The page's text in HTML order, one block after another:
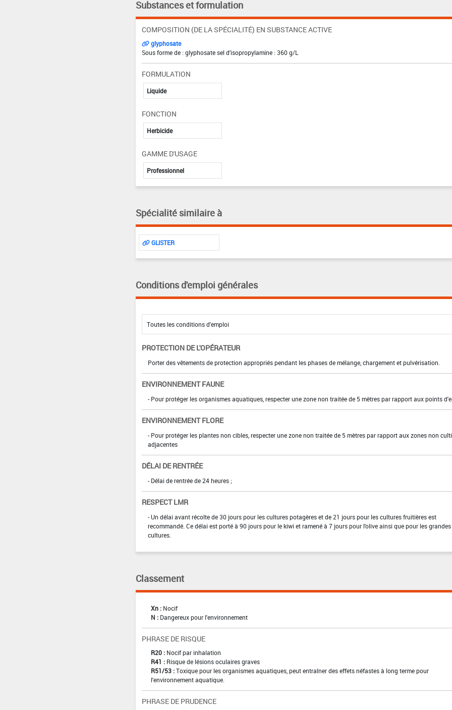
Substances et formulation
COMPOSITION (DE LA SPÉCIALITÉ) EN SUBSTANCE ACTIVE
glyphosate
Sous forme de : glyphosate sel d'isopropylamine : 360 g/L
FORMULATION
Liquide
FONCTION
Herbicide
GAMME D'USAGE
Professionnel
Spécialité similaire à
GLISTER
Conditions d'emploi générales
PROTECTION DE L'OPÉRATEUR
Porter des vêtements de protection appropriés pendant les phases de mélange, chargement et pulvérisation.
ENVIRONNEMENT FAUNE
- Pour protéger les organismes aquatiques, respecter une zone non traitée de 5 mètres par rapport aux points
ENVIRONNEMENT FLORE
- Pour protéger les plantes non cibles, respecter une zone non traitée de 5 mètres par rapport aux zones non
adjacentes
DÉLAI DE RENTRÉE
- Délai de rentrée de 24 heures ;
RESPECT LMR
- Un délai avant récolte de 30 jours pour les cultures potagères et de 21 jours pour les cultures fruitières est
recommandé. Ce délai est porté à 90 jours pour le kiwi et ramené à 7 jours pour l'olive ainsi que pour les grandes
cultures.
Classement
Xn : Nocif
N : Dangereux pour l'environnement
PHRASE DE RISQUE
R20 : Nocif par inhalation
R41 : Risque de lésions oculaires graves
R51/53 : Toxique pour les organismes aquatiques, peut entraîner des effets néfastes à long terme pour
l'environnement aquatique.
PHRASE DE PRUDENCE